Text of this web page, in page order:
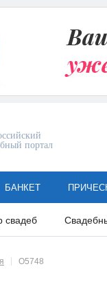
портал
БАНКЕТ
свадеб
О5748